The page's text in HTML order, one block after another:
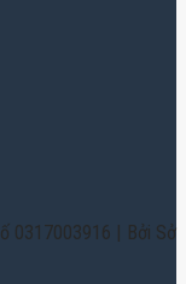
0317003916 | Bởi Sở